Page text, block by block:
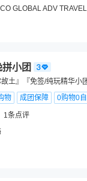
GLOBAL ADV TRAVEL
小团
故土』『免签/纯玩精华小
物 成团保障 0购物0
1条点评